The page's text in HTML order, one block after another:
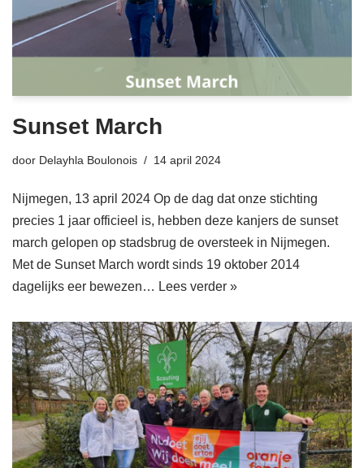
Sunset March
door Delayhla Boulonois 14 april 2024
Nijmegen, 13 april 2024 Op de dag dat onze stichting
precies 1 jaar officieel is, hebben deze kanjers de sunset
march gelopen op stadsbrug de oversteek in Nijmegen.
Met de Sunset March wordt sinds 19 oktober 2014
dagelijks eer bewezen… Lees verder »